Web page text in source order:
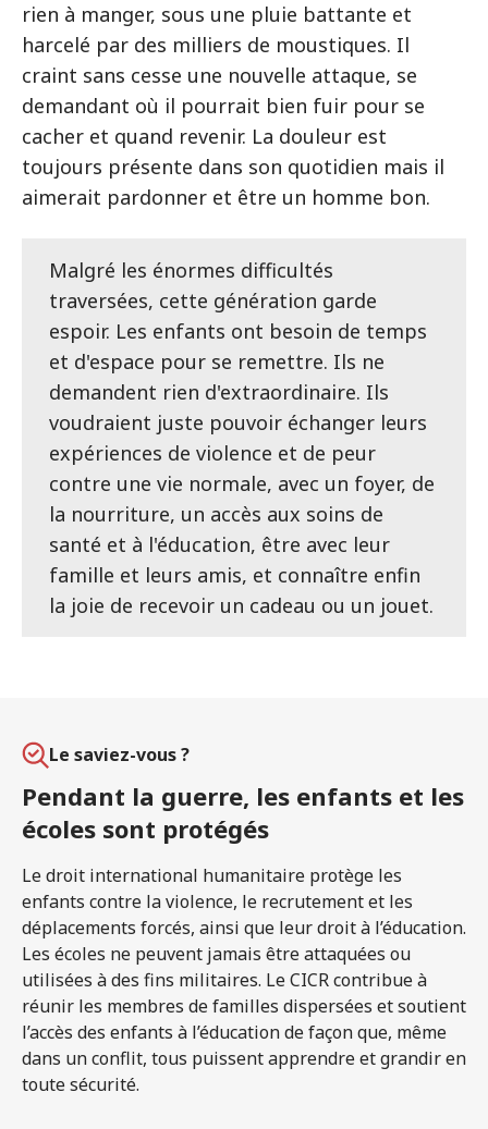
rien à manger, sous une pluie battante et
harcelé par des milliers de moustiques. Il
craint sans cesse une nouvelle attaque, se
demandant où il pourrait bien fuir pour se
cacher et quand revenir. La douleur est
toujours présente dans son quotidien mais il
aimerait pardonner et être un homme bon.
Malgré les énormes difficultés
traversées, cette génération garde
espoir. Les enfants ont besoin de temps
et d'espace pour se remettre. Ils ne
demandent rien d'extraordinaire. Ils
voudraient juste pouvoir échanger leurs
expériences de violence et de peur
contre une vie normale, avec un foyer, de
la nourriture, un accès aux soins de
santé et à l'éducation, être avec leur
famille et leurs amis, et connaître enfin
la joie de recevoir un cadeau ou un jouet.
Le saviez-vous ?
Pendant la guerre, les enfants et les
écoles sont protégés
Le droit international humanitaire protège les
enfants contre la violence, le recrutement et les
déplacements forcés, ainsi que leur droit à l’éducation.
Les écoles ne peuvent jamais être attaquées ou
utilisées à des fins militaires. Le CICR contribue à
réunir les membres de familles dispersées et soutient
l’accès des enfants à l’éducation de façon que, même
dans un conflit, tous puissent apprendre et grandir en
toute sécurité.